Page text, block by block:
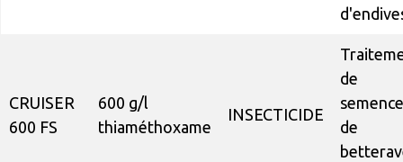
CRUISER
600 FS
600 g/l
thiaméthoxame
INSECTICIDE
de
de